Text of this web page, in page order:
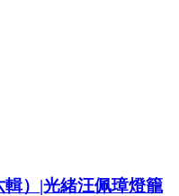
輯）|光緒汪佩璋燈籠